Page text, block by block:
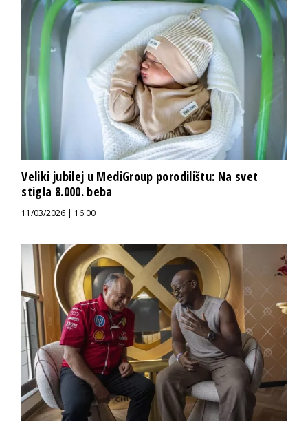
Veliki jubilej u MediGroup porodilištu: Na svet
stigla 8.000. beba
11/03/2026 | 16:00